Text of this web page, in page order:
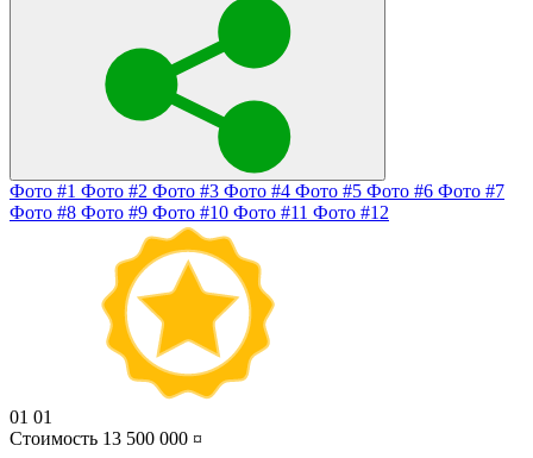
Фото #1 Фото #2 Фото #3 Фото #4 Фото #5 Фото #6 Фото #7
Фото #8 Фото #9 Фото #10 Фото #11 Фото #12
01 01
Стоимость 13 500 000 ¤